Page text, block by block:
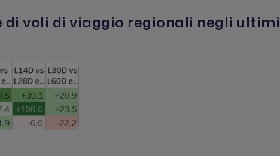
di voli di viaggio regionali negli ultimi